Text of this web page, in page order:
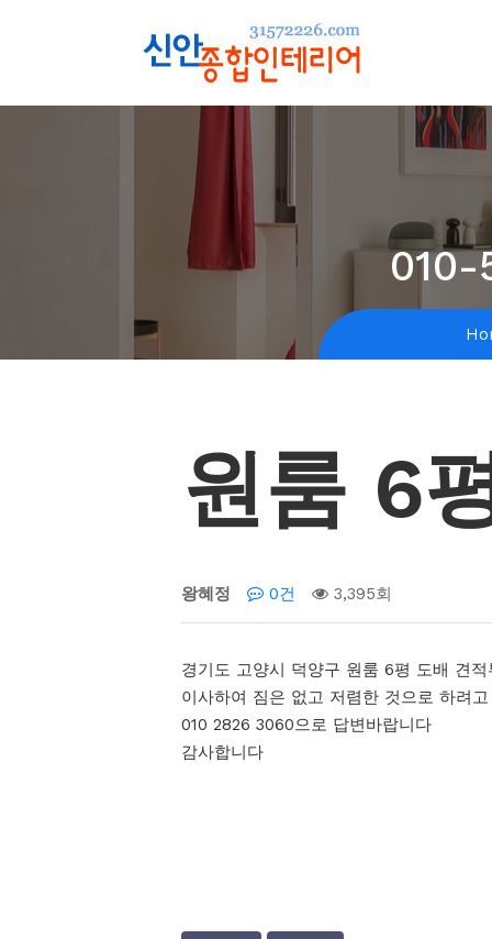
010-
원룸 6
왕혜정 0건 3,395회
경기도 고양시 덕양구 원룸 6평 도배 견적
이사하여 짐은 없고 저렴한 것으로 하려
010 2826 3060으로 답변바랍니다
감사합니다